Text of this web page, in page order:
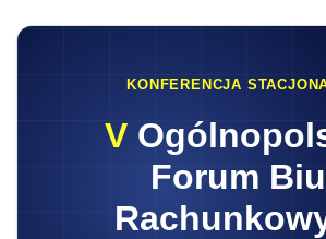
KONFERENCJA
V
Forum